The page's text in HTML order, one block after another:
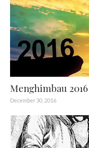
Menghimbau 2016
December 30, 2016